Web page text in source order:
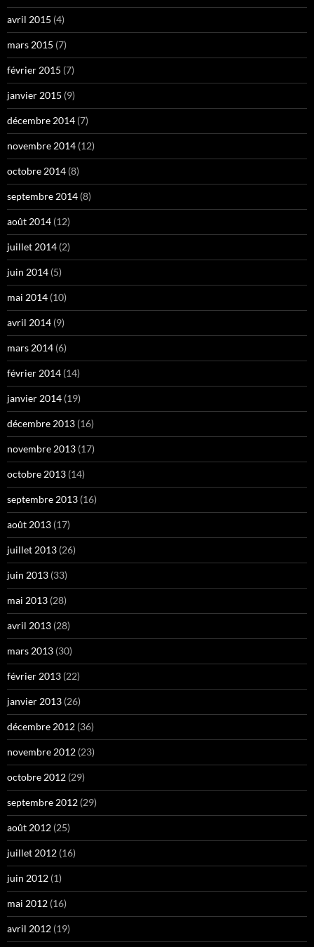
avril 2015 (4)
mars 2015 (7)
février 2015 (7)
janvier 2015 (9)
décembre 2014 (7)
novembre 2014 (12)
octobre 2014 (8)
septembre 2014 (8)
août 2014 (12)
juillet 2014 (2)
juin 2014 (5)
mai 2014 (10)
avril 2014 (9)
mars 2014 (6)
février 2014 (14)
janvier 2014 (19)
décembre 2013 (16)
novembre 2013 (17)
octobre 2013 (14)
septembre 2013 (16)
août 2013 (17)
juillet 2013 (26)
juin 2013 (33)
mai 2013 (28)
avril 2013 (28)
mars 2013 (30)
février 2013 (22)
janvier 2013 (26)
décembre 2012 (36)
novembre 2012 (23)
octobre 2012 (29)
septembre 2012 (29)
août 2012 (25)
juillet 2012 (16)
juin 2012 (1)
mai 2012 (16)
avril 2012 (19)